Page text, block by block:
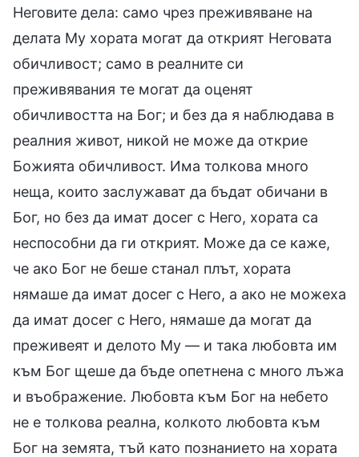
Неговите дела: само чрез преживяване на
делата Му хората могат да открият Неговата
обичливост; само в реалните си
преживявания те могат да оценят
обичливостта на Бог; и без да я наблюдава в
реалния живот, никой не може да открие
Божията обичливост. Има толкова много
неща, които заслужават да бъдат обичани в
Бог, но без да имат досег с Него, хората са
неспособни да ги открият. Може да се каже,
че ако Бог не беше станал плът, хората
нямаше да имат досег с Него, а ако не можеха
да имат досег с Него, нямаше да могат да
преживеят и делото Му — и така любовта им
към Бог щеше да бъде опетнена с много лъжа
и въображение. Любовта към Бог на небето
не е толкова реална, колкото любовта към
Бог на земята, тъй като познанието на хората